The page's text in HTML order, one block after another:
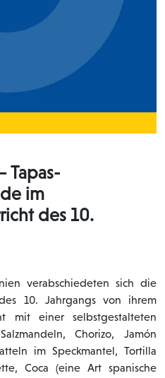
Tapas-
im
des 10.
verabschiedeten sich die
10. Jahrgangs von ihrem
mit einer selbstgestalteten
Chorizo, Jamón
im Speckmantel, Tortilla
Coca (eine Art spanische